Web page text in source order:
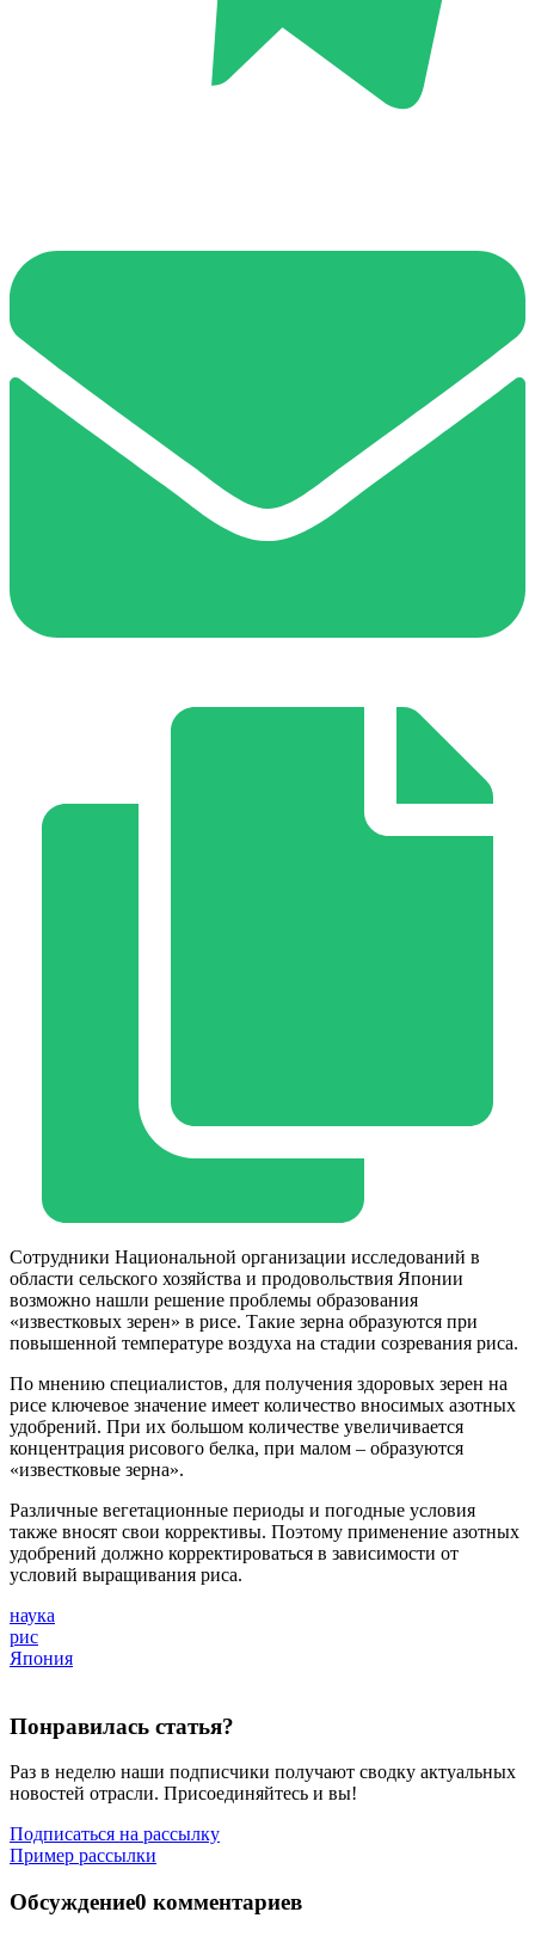
Cотрудники Национальной организации исследований в
области сельского хозяйства и продовольствия Японии
возможно нашли решение проблемы образования
«известковых зерен» в рисе. Такие зерна образуются при
повышенной температуре воздуха на стадии созревания риса.
По мнению специалистов, для получения здоровых зерен на
рисе ключевое значение имеет количество вносимых азотных
удобрений. При их большом количестве увеличивается
концентрация рисового белка, при малом – образуются
«известковые зерна».
Различные вегетационные периоды и погодные условия
также вносят свои коррективы. Поэтому применение азотных
удобрений должно корректироваться в зависимости от
условий выращивания риса.
наука
рис
Япония
Понравилась статья?
Раз в неделю наши подписчики получают сводку актуальных
новостей отрасли. Присоединяйтесь и вы!
Подписаться на рассылку
Пример рассылки
Обсуждение0 комментариев